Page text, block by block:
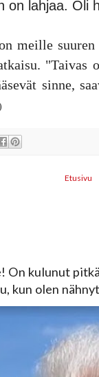
on lahjaa. Oli
meille
sinne,
Etusivu
On kulunut
kun olen